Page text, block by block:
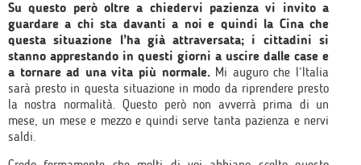
Su questo però oltre a chiedervi pazienza vi invito a
guardare a chi sta davanti a noi e quindi la Cina che
questa situazione l’ha già attraversata; i cittadini si
stanno apprestando in questi giorni a uscire dalle case e
a tornare ad una vita più normale.Mi auguro che l’Italia
sarà presto in questa situazione in modo da riprendere presto
la nostra normalità. Questo però non avverrà prima di un
mese, un mese e mezzo e quindi serve tanta pazienza e nervi
saldi.